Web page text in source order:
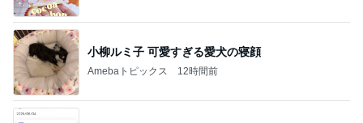
小柳ルミ子 可愛すぎる愛犬の寝顔
Amebaトピックス 12時間前